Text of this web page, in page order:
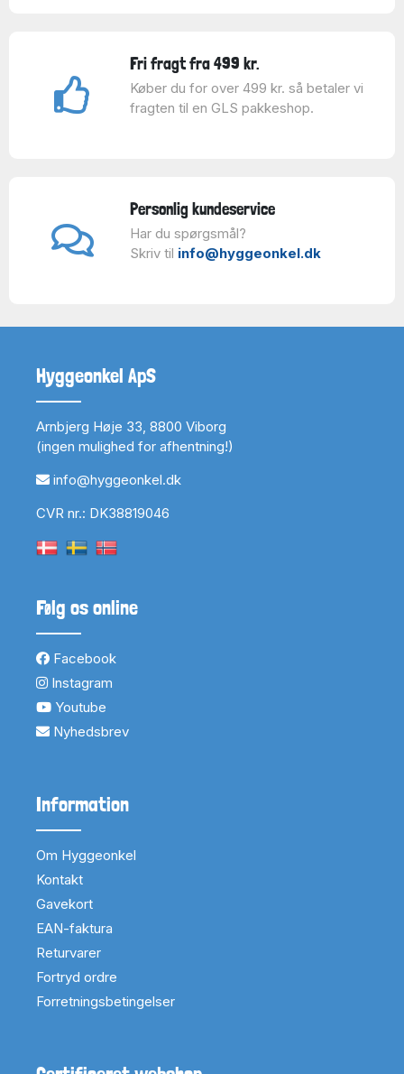
Fri fragt fra 499 kr.
Køber du for over 499 kr. så betaler vi
fragten til en GLS pakkeshop.
Personlig kundeservice
Har du spørgsmål?
Skriv til info@hyggeonkel.dk
Hyggeonkel ApS
Arnbjerg Høje 33, 8800 Viborg
(ingen mulighed for afhentning!)
info@hyggeonkel.dk
CVR nr.: DK38819046
Følg os online
Facebook
Instagram
Youtube
Nyhedsbrev
Information
Om Hyggeonkel
Kontakt
Gavekort
EAN-faktura
Returvarer
Fortryd ordre
Forretningsbetingelser